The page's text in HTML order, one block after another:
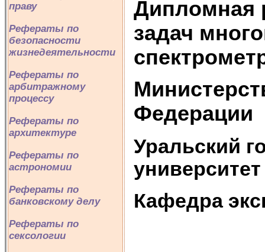
праву
Рефераты по
безопасности
жизнедеятельности
Рефераты по
арбитражному
процессу
Рефераты по
архитектуре
Рефераты по
астрономии
Рефераты по
банковскому делу
Рефераты по
сексологии
Дипломная
задач
Федерации
Уральский
университет
Кафедра